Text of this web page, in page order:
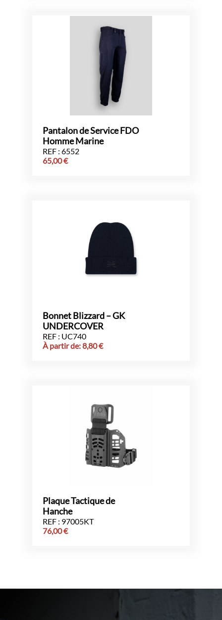
Pantalon de Service FDO
Homme Marine
REF : 6552
65,00€
Bonnet Blizzard – GK
UNDERCOVER
REF : UC740
À partir de:8,80€
Plaque Tactique de
Hanche
REF : 97005KT
76,00€